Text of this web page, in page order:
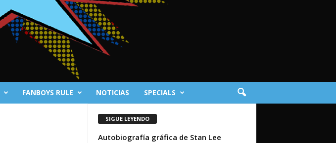
FANBOYS RULE NOTICIAS SPECIALS
SIGUE LEYENDO
Autobiografía gráfica de Stan Lee